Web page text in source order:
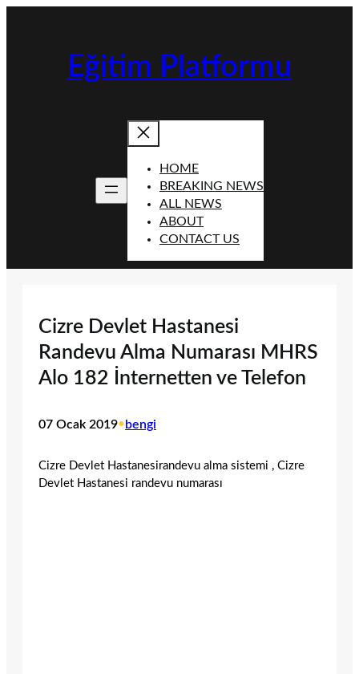
Eğitim Platformu
HOME
BREAKING NEWS
ALL NEWS
ABOUT
CONTACT US
Cizre Devlet Hastanesi
Randevu Alma Numarası MHRS
Alo 182 İnternetten ve Telefon
07 Ocak 2019• bengi
Cizre Devlet Hastanesirandevu alma sistemi , Cizre
Devlet Hastanesi randevu numarası